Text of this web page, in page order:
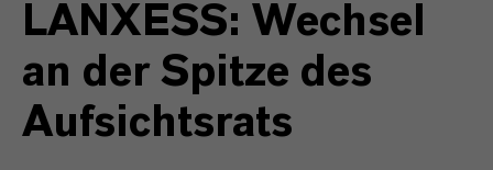
LANXESS: Wechsel
an der Spitze des
Aufsichtsrats